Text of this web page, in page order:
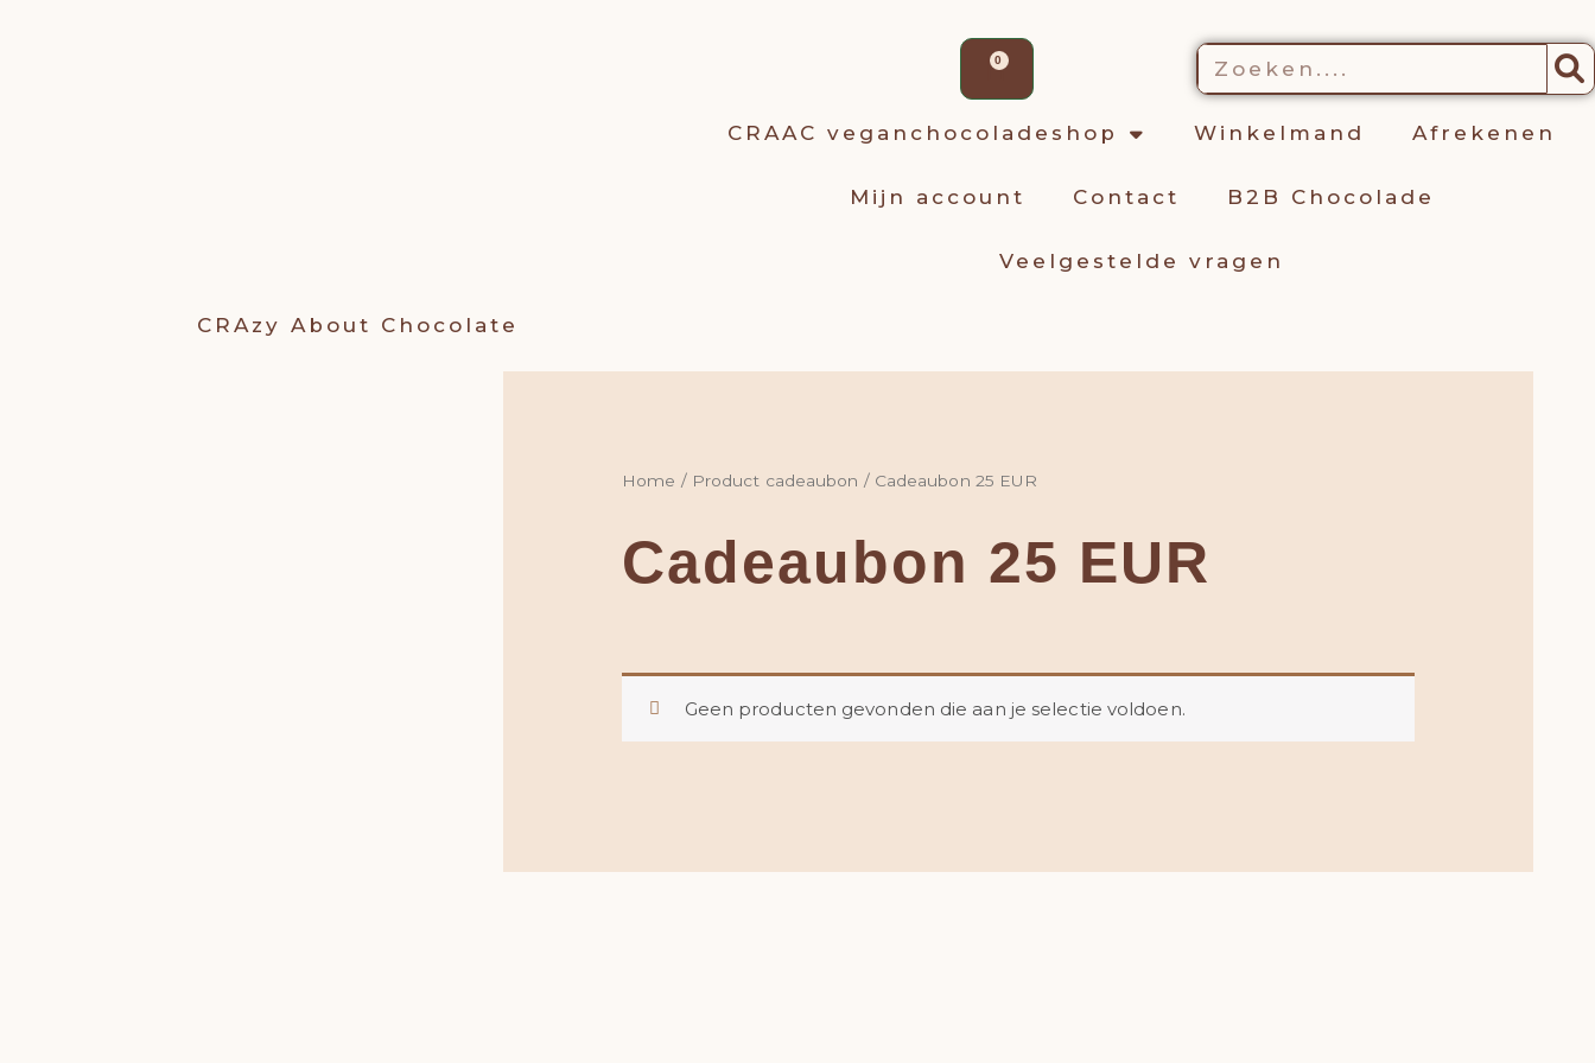
0
WinkelwagenZoeken
CRAzy About Chocolate
CRAAC veganchocoladeshop Winkelmand Afrekenen
Mijn account Contact B2B Chocolade
Veelgestelde vragen
Home / Product cadeaubon / Cadeaubon 25 EUR
Cadeaubon 25 EUR
Geen producten gevonden die aan je selectie voldoen.